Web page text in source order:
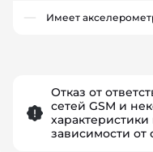
Имеет
Отказ от
сетей GSM и
характеристики
зависимости от